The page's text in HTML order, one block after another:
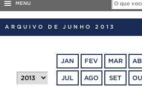
CONCURSOS
OUVIDORIA
MENU
ARQUIVO DE JUNHO 2013
JAN FEV MAR
JUL AGO SET